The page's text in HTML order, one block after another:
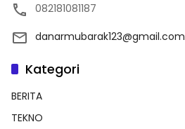
082181081187
danarmubarak123@gmail.com
Kategori
BERITA
TEKNO